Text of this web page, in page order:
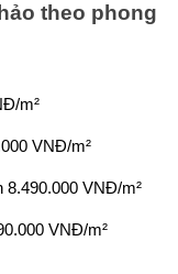
theo phong
m²
VNĐ/m²
8.490.000 VNĐ/m²
VNĐ/m²